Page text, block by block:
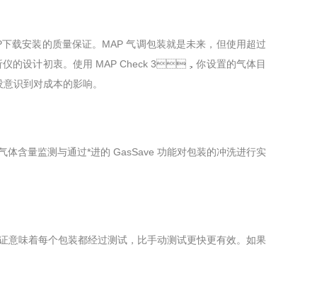
安装的质量保证。MAP 气调包装就是未来，但使用超过
的设计初衷。使用 MAP Check 3，你设置的气体目
到对成本的影响。
体含量监测与通过*进的 GasSave 功能对包装的冲洗进行实
意味着每个包装都经过测试，比手动测试更快更有效。如果